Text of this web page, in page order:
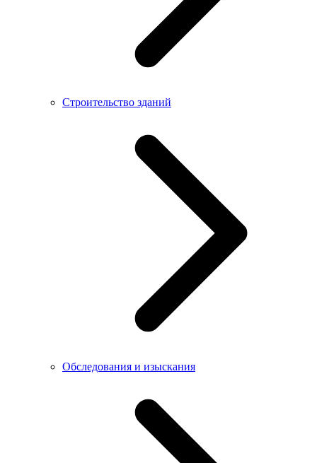
Строительство зданий
Обследования и изыскания